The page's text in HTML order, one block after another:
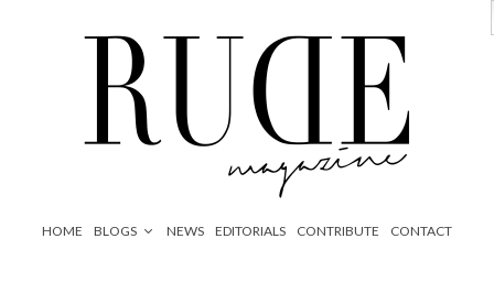
HOME BLOGS NEWS EDITORIALS CONTRIBUTE CONTACT